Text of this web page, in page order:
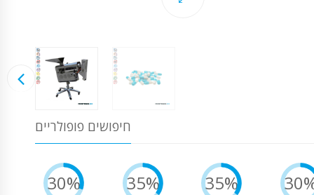
חיפושים פופולריים
30% 35% 35%